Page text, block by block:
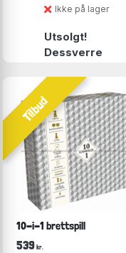
Ikke på lager
Utsolgt!
Dessverre
Tilbud
10-i-1 brettspill
539 kr.